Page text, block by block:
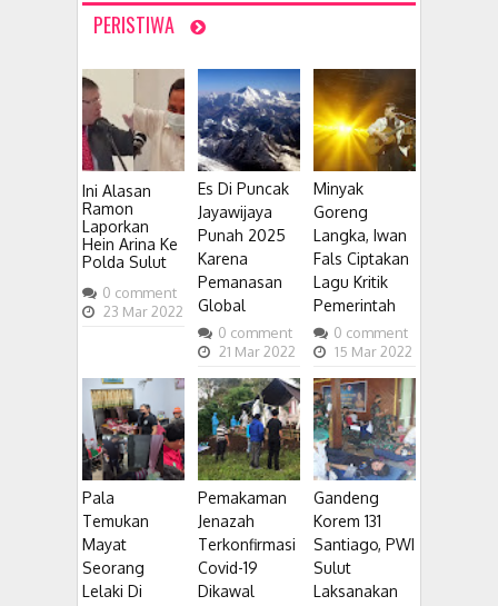
Ini Alasan
Ramon
Laporkan
Hein Arina Ke
Polda Sulut
0 comment
23 Mar2022
Es Di Puncak
Jayawijaya
Punah 2025
Karena
Pemanasan
Global
0 comment
21 Mar2022
Minyak
Goreng
Langka, Iwan
Fals Ciptakan
Lagu Kritik
Pemerintah
0 comment
15 Mar2022
Pala
Temukan
Mayat
Seorang
Lelaki Di
Pemakaman
Jenazah
Terkonfirmasi
Covid-19
Dikawal
Gandeng
Korem 131
Santiago, PWI
Sulut
Laksanakan
PERISTIWA